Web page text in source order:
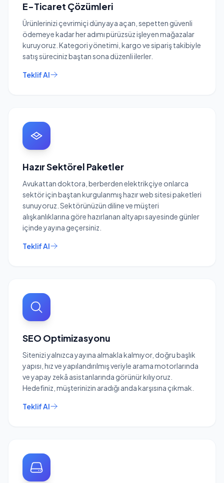
E-Ticaret Çözümleri
Ürünlerinizi çevrimiçi dünyaya açan, sepetten güvenli
ödemeye kadar her adımı pürüzsüz işleyen mağazalar
kuruyoruz. Kategori yönetimi, kargo ve sipariş takibiyle
satış süreciniz baştan sona düzenli ilerler.
Teklif Al
Hazır Sektörel Paketler
Avukattan doktora, berberden elektrikçiye onlarca
sektör için baştan kurgulanmış hazır web sitesi paketleri
sunuyoruz. Sektörünüzün diline ve müşteri
alışkanlıklarına göre hazırlanan altyapı sayesinde günler
içinde yayına geçersiniz.
Teklif Al
SEO Optimizasyonu
Sitenizi yalnızca yayına almakla kalmıyor, doğru başlık
yapısı, hız ve yapılandırılmış veriyle arama motorlarında
ve yapay zekâ asistanlarında görünür kılıyoruz.
Hedefiniz, müşterinizin aradığı anda karşısına çıkmak.
Teklif Al